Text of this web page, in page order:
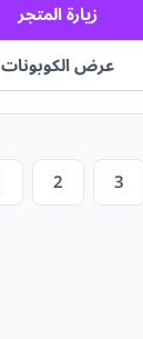
زيارة المتجر
عرض الكوبونات
2 3